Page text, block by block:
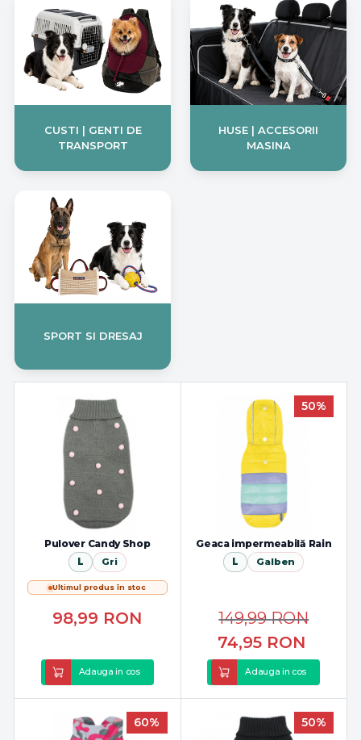
CUSTI | GENTI DE
TRANSPORT
HUSE | ACCESORII
MASINA
SPORT SI DRESAJ
Pulover Candy Shop
L Gri
Ultimul produs în stoc
98,99 RON
Adauga in cos
50%
Geaca impermeabilă Rain
L Galben
74,95 RON
149,99RON
Adauga in cos
60% 50%